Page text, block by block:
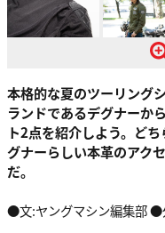
本格的な夏のツーリング
ランドであるデグナーか
ト2点を紹介しよう。ど
グナーらしい本革のアク
だ。
●文:ヤングマシン編集部 ●